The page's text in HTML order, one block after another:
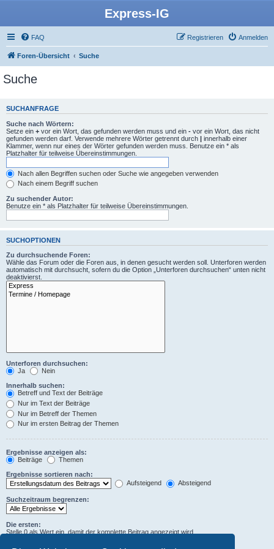
Express-IG
FAQ Anmelden
Registrieren
Foren-Übersicht Suche
Suche
SUCHANFRAGE
Suche nach Wörtern:
Setze ein + vor ein Wort, das gefunden werden muss und ein - vor ein Wort, das nicht
gefunden werden darf. Verwende mehrere Wörter getrennt durch | innerhalb einer
Klammer, wenn nur eines der Wörter gefunden werden muss. Benutze ein * als
Platzhalter für teilweise Übereinstimmungen.
Nach allen Begriffen suchen oder Suche wie angegeben verwenden
Nach einem Begriff suchen
Zu suchender Autor:
Benutze ein * als Platzhalter für teilweise Übereinstimmungen.
SUCHOPTIONEN
Zu durchsuchende Foren:
Wähle das Forum oder die Foren aus, in denen gesucht werden soll. Unterforen werden
automatisch mit durchsucht, sofern du die Option „Unterforen durchsuchen“ unten nicht
deaktivierst.
Unterforen durchsuchen:
Ja
Nein
Innerhalb suchen:
Betreff und Text der Beiträge
Nur im Text der Beiträge
Nur im Betreff der Themen
Nur im ersten Beitrag der Themen
Ergebnisse anzeigen als:
Beiträge
Themen
Ergebnisse sortieren nach:
Aufsteigend
Absteigend
Suchzeitraum begrenzen:
Die ersten:
Stelle 0 als Wert ein, damit der komplette Beitrag angezeigt wird.